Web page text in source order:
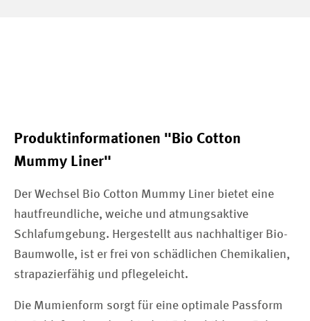
Produktinformationen "Bio Cotton
Mummy Liner"
Der Wechsel Bio Cotton Mummy Liner bietet eine
hautfreundliche, weiche und atmungsaktive
Schlafumgebung. Hergestellt aus nachhaltiger Bio-
Baumwolle, ist er frei von schädlichen Chemikalien,
strapazierfähig und pflegeleicht.
Die Mumienform sorgt für eine optimale Passform